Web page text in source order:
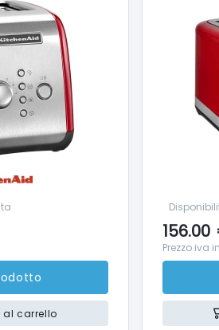
carrello
156.00
Prezzo iva